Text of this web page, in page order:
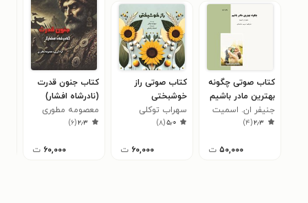
کتاب صوتی چگونه
بهترین مادر باشیم
جنیفر ان. اسمیت
۲٫۳(۴)
۵۰,۰۰۰ ت
کتاب صوتی راز
خوشبختی
سهراب توکلی
۵٫۰(۸)
۶۰,۰۰۰ ت
کتاب جنون قدرت
(نادرشاه افشار)
معصومه مطوری
۲٫۳(۶)
۶۰,۰۰۰ ت